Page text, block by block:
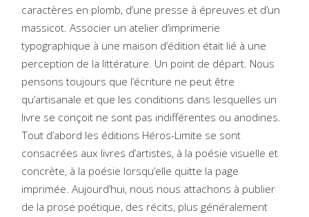
caractères en plomb, d’une presse à épreuves et d’un
massicot. Associer un atelier d’imprimerie
typographique à une maison d’édition était lié à une
perception de la littérature. Un point de départ. Nous
pensons toujours que l’écriture ne peut être
qu’artisanale et que les conditions dans lesquelles un
livre se conçoit ne sont pas indifférentes ou anodines.
Tout d’abord les éditions Héros-Limite se sont
consacrées aux livres d’artistes, à la poésie visuelle et
concrète, à la poésie lorsqu’elle quitte la page
imprimée. Aujourd’hui, nous nous attachons à publier
de la prose poétique, des récits, plus généralement